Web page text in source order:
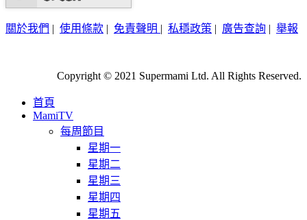
關於我們 | 使用條款 | 免責聲明 | 私穩政策 | 廣告查詢 | 舉報
Copyright © 2021 Supermami Ltd. All Rights Reserved.
首頁
MamiTV
每周節目
星期一
星期二
星期三
星期四
星期五